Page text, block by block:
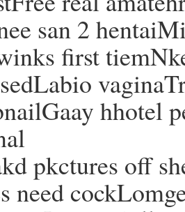
san 2
first
hhotel
pkctures off
need